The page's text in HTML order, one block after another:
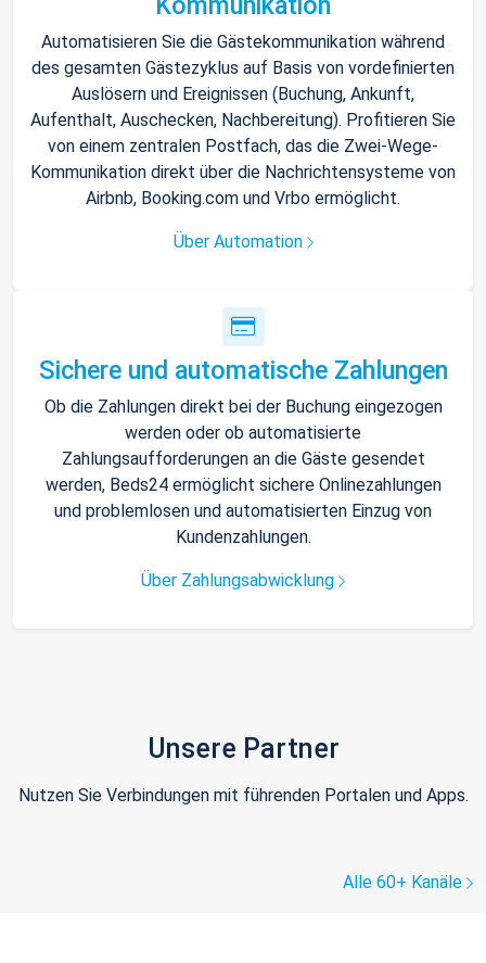
Automatisieren Sie die Gästekommunikation während
des gesamten Gästezyklus auf Basis von vordefinierten
Auslösern und Ereignissen (Buchung, Ankunft,
Aufenthalt, Auschecken, Nachbereitung). Profitieren Sie
von einem zentralen Postfach, das die Zwei-Wege-
Kommunikation direkt über die Nachrichtensysteme von
Airbnb, Booking.com und Vrbo ermöglicht.
Über Automation
Sichere und automatische Zahlungen
Ob die Zahlungen direkt bei der Buchung eingezogen
werden oder ob automatisierte
Zahlungsaufforderungen an die Gäste gesendet
werden, Beds24 ermöglicht sichere Onlinezahlungen
und problemlosen und automatisierten Einzug von
Kundenzahlungen.
Über Zahlungsabwicklung
Unsere Partner
Nutzen Sie Verbindungen mit führenden Portalen und Apps.
Alle 60+ Kanäle